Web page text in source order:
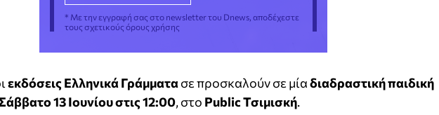
* Με την εγγραφή σας στο newsletter του Dnews, αποδέχεστε
τους σχετικούς όρους χρήσης
εκδόσεις Ελληνικά Γράμματα σε προσκαλούν σε μίαδιαδραστική παιδική
13 Ιουνίου στις 12:00, στο PublicΤσιμισκή.